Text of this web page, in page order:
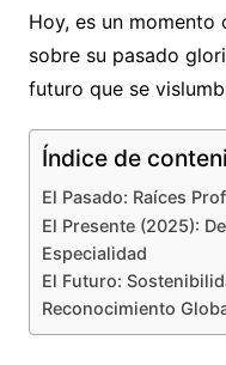
Hoy, es un
sobre su pasado
futuro que se
Índice de
El Pasado: Raíces
El Presente (2025):
Especialidad
El Futuro:
Reconocimiento